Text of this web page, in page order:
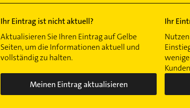
Ihr Eintrag ist nicht aktuell?
Aktualisieren Sie Ihren Eintrag auf Gelbe
Seiten, um die Informationen aktuell und
vollständig zu halten.
Meinen Eintrag aktualisieren
Ihr